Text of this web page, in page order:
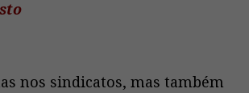
nos sindicatos, mas também